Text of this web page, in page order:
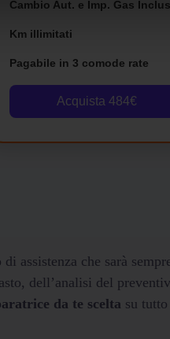
Cambio Aut. e Imp. Gas
Km illimitati
Pagabile in 3 comode rate
Acquista 484€
assistenza che sarà
dell’analisi del
da te scelta su